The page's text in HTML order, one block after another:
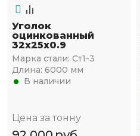
Уголок
оцинкованный
32х25х0.9
Марка стали: Ст1-3
Длина: 6000 мм
В наличии
Цена за тонну